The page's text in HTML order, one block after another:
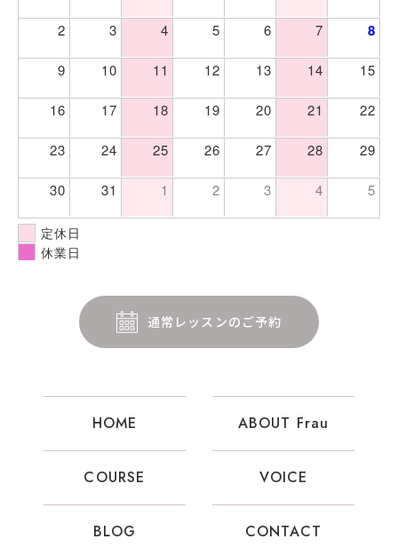
2 3 4 5 6 7 8
9 10 11 12 13 14 15
16 17 18 19 20 21 22
23 24 25 26 27 28 29
30 31 1 2 3 4 5
定休日
休業日
通常レッスンのご予約
HOME ABOUT Frau
COURSE VOICE
BLOG CONTACT